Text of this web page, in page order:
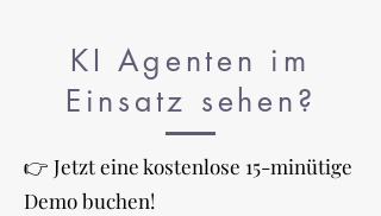
KI Agenten im
Einsatz sehen?
👉 Jetzt eine kostenlose 15-minütige
Demo buchen!